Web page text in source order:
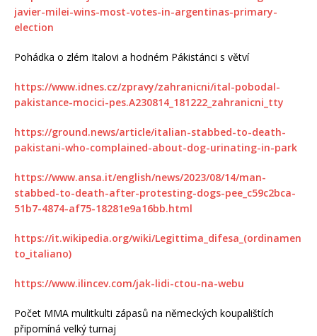
javier-milei-wins-most-votes-in-argentinas-primary-
election
Pohádka o zlém Italovi a hodném Pákistánci s větví
https://www.idnes.cz/zpravy/zahranicni/ital-pobodal-
pakistance-mocici-pes.A230814_181222_zahranicni_tty
https://ground.news/article/italian-stabbed-to-death-
pakistani-who-complained-about-dog-urinating-in-park
https://www.ansa.it/english/news/2023/08/14/man-
stabbed-to-death-after-protesting-dogs-pee_c59c2bca-
51b7-4874-af75-18281e9a16bb.html
https://it.wikipedia.org/wiki/Legittima_difesa_(ordinamen
to_italiano)
https://www.ilincev.com/jak-lidi-ctou-na-webu
Počet MMA mulitkulti zápasů na německých koupalištích
připomíná velký turnaj